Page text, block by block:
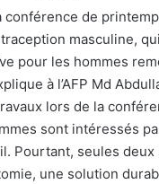
de
masculine,
pour les hommes
à l’AFP Md
lors de la
sont intéressés
Pourtant, seules
une solution